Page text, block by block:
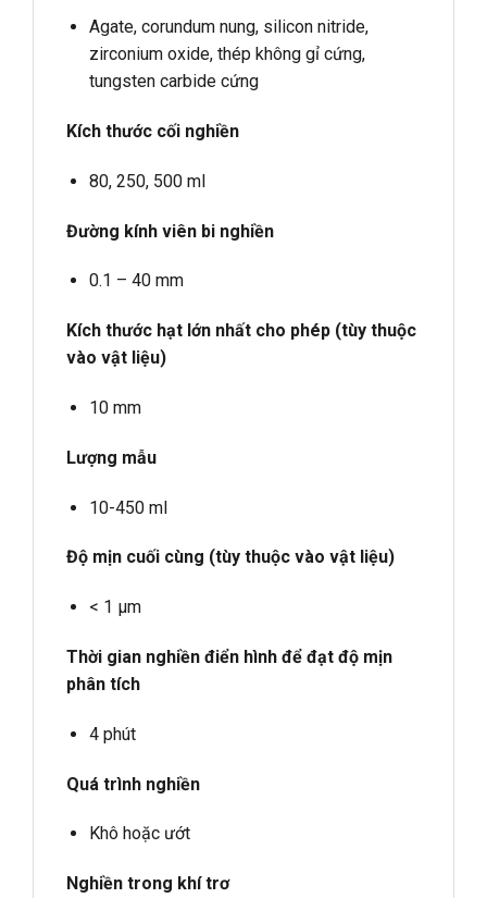
Agate, corundum nung, silicon nitride,
zirconium oxide, thép không gỉ cứng,
tungsten carbide cứng
Kích thước cối nghiền
80, 250, 500 ml
Đường kính viên bi nghiền
0.1 – 40 mm
Kích thước hạt lớn nhất cho phép (tùy thuộc
vào vật liệu)
10 mm
Lượng mẫu
10-450 ml
Độ mịn cuối cùng (tùy thuộc vào vật liệu)
< 1 µm
Thời gian nghiền điển hình để đạt độ mịn
phân tích
4 phút
Quá trình nghiền
Khô hoặc ướt
Nghiền trong khí trơ